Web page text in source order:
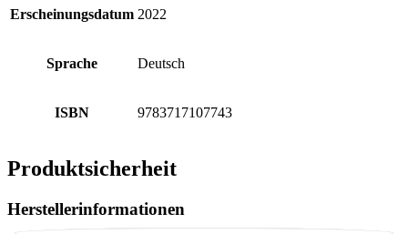
Erscheinungsdatum 2022
Sprache Deutsch
ISBN 9783717107743
Produktsicherheit
Herstellerinformationen